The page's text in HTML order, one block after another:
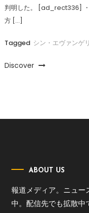
判明した。 [ad_rect336] ・
方 […]
Tagged シン・エヴァンゲ
Discover
ABOUT US
報道メディア。ニュ
中。配信先でも拡散中